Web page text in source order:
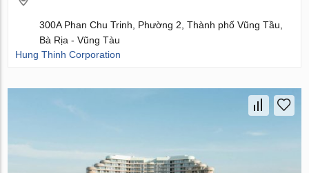
300A Phan Chu Trinh, Phường 2, Thành phố Vũng Tầu,
Bà Rịa - Vũng Tàu
Hung Thinh Corporation